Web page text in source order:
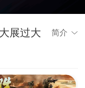
展过大
简介